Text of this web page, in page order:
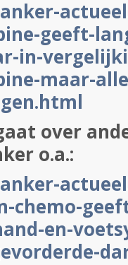
geeft-
in-
maar-
over
o.a.:
chemo-
en-